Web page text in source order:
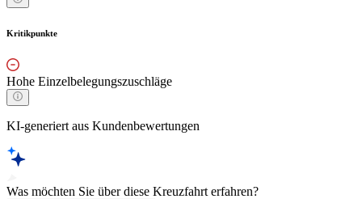
Kritikpunkte
Hohe Einzelbelegungszuschläge
KI-generiert aus Kundenbewertungen
Was möchten Sie über diese Kreuzfahrt erfahren?